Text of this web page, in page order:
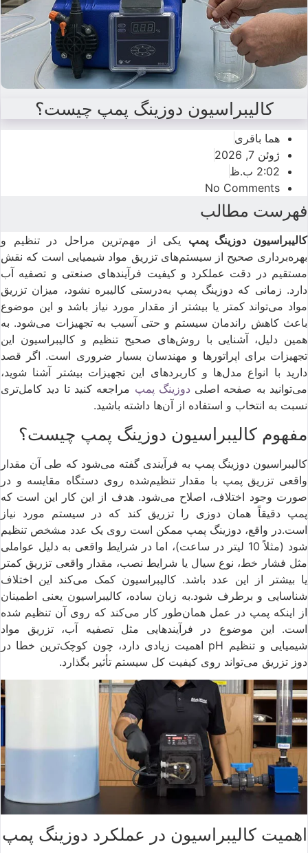
کالیبراسیون دوزینگ پمپ چیست؟
هما باقری
ژوئن 7, 2026
2:02 ب.ظ
No Comments
فهرست مطالب
کالیبراسیون دوزینگ پمپ یکی از مهم‌ترین مراحل در تنظیم و
بهره‌برداری صحیح از سیستم‌های تزریق مواد شیمیایی است که نقش
مستقیم در دقت عملکرد و کیفیت فرآیندهای صنعتی و تصفیه آب
دارد. زمانی که دوزینگ پمپ به‌درستی کالیبره نشود، میزان تزریق
مواد می‌تواند کمتر یا بیشتر از مقدار مورد نیاز باشد و این موضوع
باعث کاهش راندمان سیستم و حتی آسیب به تجهیزات می‌شود. به
همین دلیل، آشنایی با روش‌های صحیح تنظیم و کالیبراسیون این
تجهیزات برای اپراتورها و مهندسان بسیار ضروری است. اگر قصد
دارید با انواع مدل‌ها و کاربردهای این تجهیزات بیشتر آشنا شوید،
می‌توانید به صفحه اصلی دوزینگ پمپ مراجعه کنید تا دید کامل‌تری
نسبت به انتخاب و استفاده از آن‌ها داشته باشید.
مفهوم کالیبراسیون دوزینگ پمپ چیست؟
کالیبراسیون دوزینگ پمپ به فرآیندی گفته می‌شود که طی آن مقدار
واقعی تزریق پمپ با مقدار تنظیم‌شده روی دستگاه مقایسه و در
صورت وجود اختلاف، اصلاح می‌شود. هدف از این کار این است که
پمپ دقیقاً همان دوزی را تزریق کند که در سیستم مورد نیاز
است.در واقع، دوزینگ پمپ ممکن است روی یک عدد مشخص تنظیم
شود (مثلاً 10 لیتر در ساعت)، اما در شرایط واقعی به دلیل عواملی
مثل فشار خط، نوع سیال یا شرایط نصب، مقدار واقعی تزریق کمتر
یا بیشتر از این عدد باشد. کالیبراسیون کمک می‌کند این اختلاف
شناسایی و برطرف شود.به زبان ساده، کالیبراسیون یعنی اطمینان
از اینکه پمپ در عمل همان‌طور کار می‌کند که روی آن تنظیم شده
است. این موضوع در فرآیندهایی مثل تصفیه آب، تزریق مواد
شیمیایی و تنظیم pH اهمیت زیادی دارد، چون کوچک‌ترین خطا در
دوز تزریق می‌تواند روی کیفیت کل سیستم تأثیر بگذارد.
اهمیت کالیبراسیون در عملکرد دوزینگ پمپ